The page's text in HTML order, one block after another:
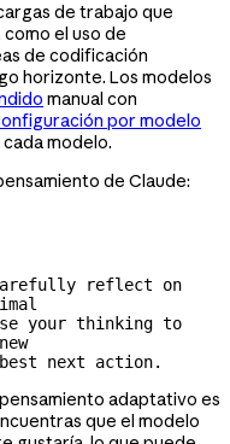
de trabajo que
el uso de
de codificación
horizonte. Los modelos
manual con
por modelo
modelo.
de Claude:
reflect on
your thinking to
next action.
adaptativo es
que el modelo